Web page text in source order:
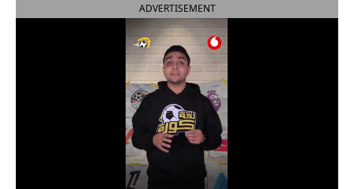
الدوري السعودي للمحترفين
ADVERTISEMENT